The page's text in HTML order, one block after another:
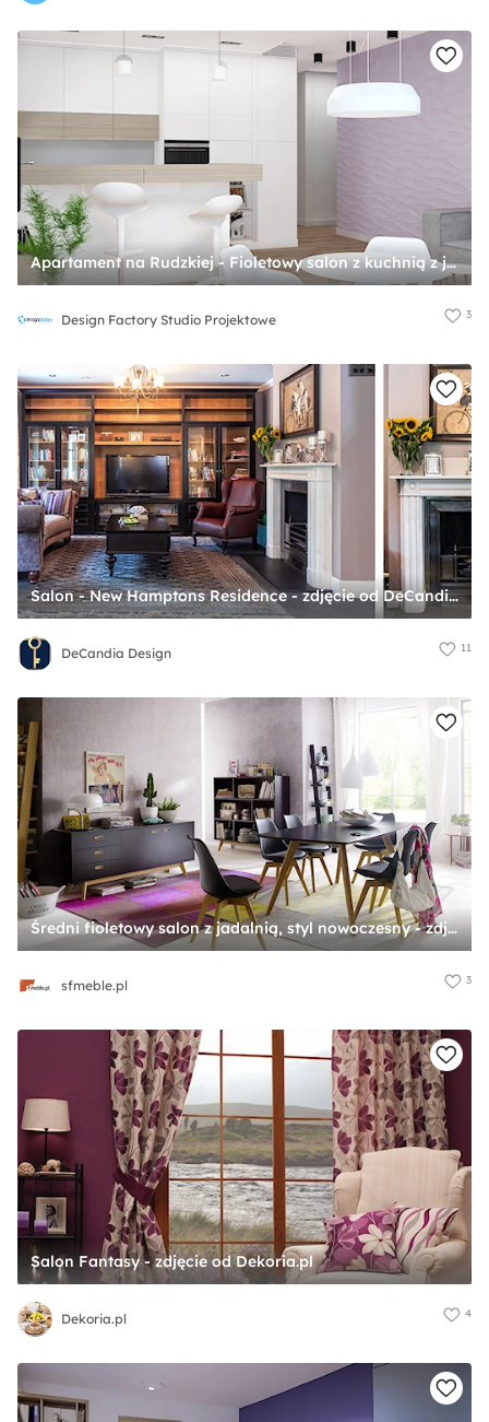
Apartament na Rudzkiej - Fioletowy salon z kuchnią z jadalnią, styl skandynawski - zdjęcie od Design Factory Studio Projektowe
Design Factory Studio Projektowe 3
Salon - New Hamptons Residence - zdjęcie od DeCandia Design
DeCandia Design 11
Średni fioletowy salon z jadalnią, styl nowoczesny - zdjęcie od sfmeble.pl
sfmeble.pl 3
Salon Fantasy - zdjęcie od Dekoria.pl
Dekoria.pl 4